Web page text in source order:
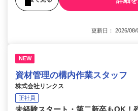
更新日： 2026/
NEW
資材管理の構内作業スタッフ
株式会社リンクス
正社員